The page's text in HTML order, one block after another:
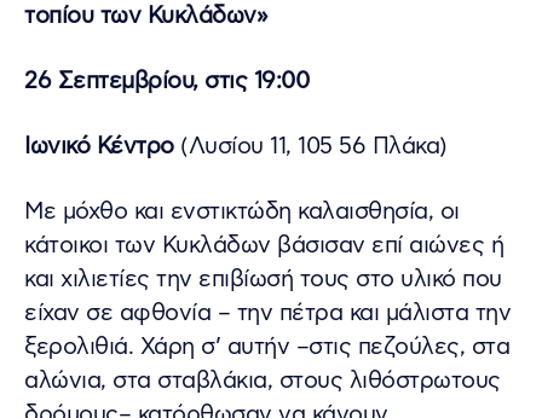
τοπίου των Κυκλάδων»
26 Σεπτεμβρίου, στις 19:00
Ιωνικό Κέντρο (Λυσίου 11, 105 56 Πλάκα)
Με μόχθο και ενστικτώδη καλαισθησία, οι
κάτοικοι των Κυκλάδων βάσισαν επί αιώνες ή
και χιλιετίες την επιβίωσή τους στο υλικό που
είχαν σε αφθονία – την πέτρα και μάλιστα την
ξερολιθιά. Χάρη σ’ αυτήν –στις πεζούλες, στα
αλώνια, στα σταβλάκια, στους λιθόστρωτους